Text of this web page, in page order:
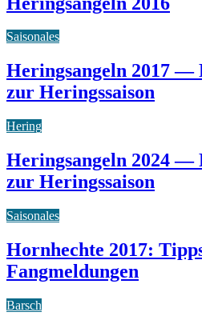
Saisonales
Heringsangeln 2017 —
zur Heringssaison
Hering
Heringsangeln 2024 —
zur Heringssaison
Saisonales
Hornhechte 2017:
Fangmeldungen
Barsch